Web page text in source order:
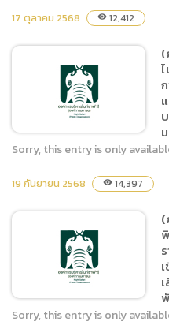
(ภาษาไทย) ประกาศองค์การ
บุคคลเข้ารับการคัดเลือกเพื่อ
บรรจุแต่งตั้งเป็นผู้ปฏิบัติงาน
จำนวน ๑ ตำแหน่ง ๒ อัตรา
17 ตุลาคม 2568 visibility 12,412
(ภาษาไทย) ประกาศองค์การ
บริหารไนท์ซาฟารี เรื่อง รายชื่อ
เลือกเพื่อบรรจุแต่งตั้งเป็นผู้
ปฏิบัติงานขององค์การบริหาร
ไนท์ซาฟาฟรี (องค์การมหาชน)
จำนวน ๓ ตำแหน่ง ๓ อัตรา
(
Sorry, this entry is only
19 กันยายน 2568 visibility 14,397
(
Sorry, this entry is only